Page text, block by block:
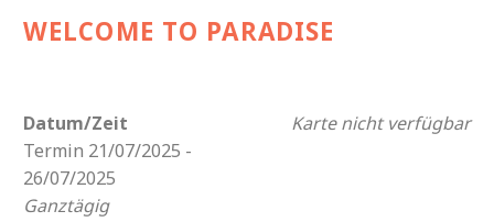
WELCOME TO PARADISE
Karte nicht verfügbar
Datum/Zeit
Termin 21/07/2025 -
26/07/2025
Ganztägig